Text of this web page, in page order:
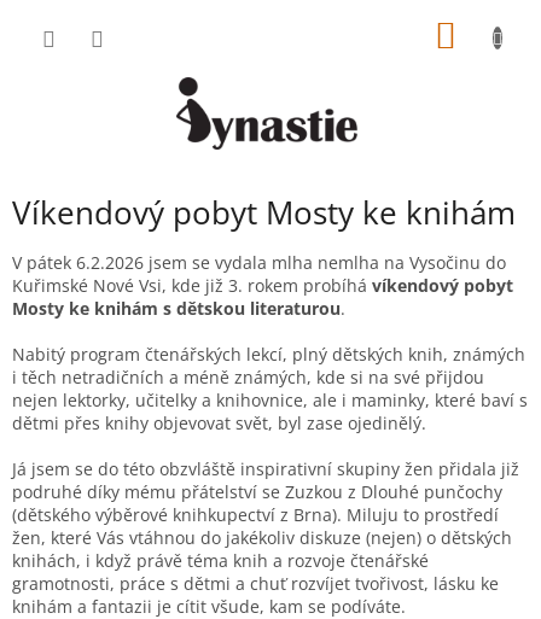
Víkendový pobyt Mosty ke knihám
V pátek 6.2.2026 jsem se vydala mlha nemlha na Vysočinu do
Kuřimské Nové Vsi, kde již 3. rokem probíhá víkendový pobyt
Mosty ke knihám s dětskou literaturou.
Nabitý program čtenářských lekcí, plný dětských knih, známých
i těch netradičních a méně známých, kde si na své přijdou
nejen lektorky, učitelky a knihovnice, ale i maminky, které baví s
dětmi přes knihy objevovat svět, byl zase ojedinělý.
Já jsem se do této obzvláště inspirativní skupiny žen přidala již
podruhé díky mému přátelství se Zuzkou z Dlouhé punčochy
(dětského výběrové knihkupectví z Brna). Miluju to prostředí
žen, které Vás vtáhnou do jakékoliv diskuze (nejen) o dětských
knihách, i když právě téma knih a rozvoje čtenářské
gramotnosti, práce s dětmi a chuť rozvíjet tvořivost, lásku ke
knihám a fantazii je cítit všude, kam se podíváte.